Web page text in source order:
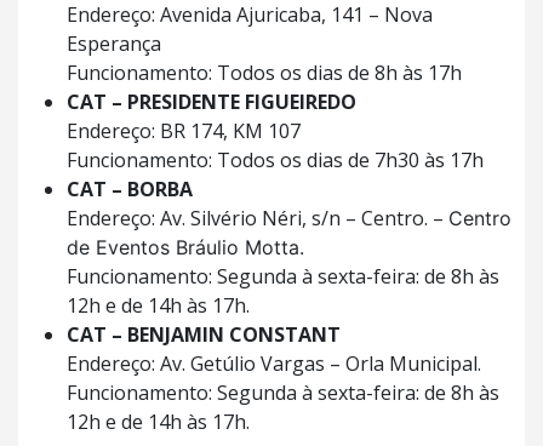
Endereço: Avenida Ajuricaba, 141 – Nova
Esperança
Funcionamento: Todos os dias de 8h às 17h
CAT – PRESIDENTE FIGUEIREDO
Endereço: BR 174, KM 107
Funcionamento: Todos os dias de 7h30 às 17h
CAT – BORBA
Endereço: Av. Silvério Néri, s/n – Centro. – Centro
de Eventos Bráulio Motta.
Funcionamento: Segunda à sexta-feira: de 8h às
12h e de 14h às 17h.
CAT – BENJAMIN CONSTANT
Endereço: Av. Getúlio Vargas – Orla Municipal.
Funcionamento: Segunda à sexta-feira: de 8h às
12h e de 14h às 17h.